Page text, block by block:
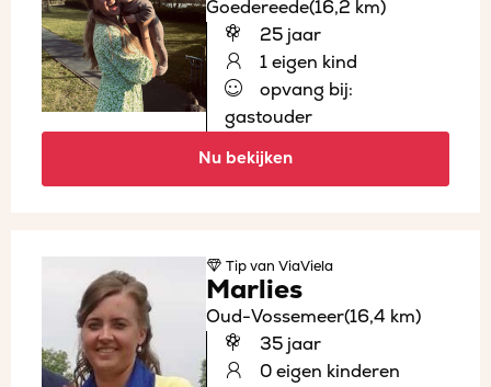
Goedereede(16,2 km)
25 jaar
1 eigen kind
opvang bij:
gastouder
Nu bekijken
Tipvan ViaViela
Marlies
Oud-Vossemeer(16,4 km)
35 jaar
0 eigen kinderen